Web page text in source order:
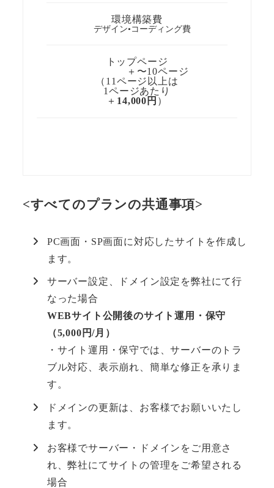
環境構築費
デザイン•コーディング費
トップページ
＋〜10ページ
（11ページ以上は
1ページあたり
＋ 14,000円 ）
<すべてのプランの共通事項>
PC画面・SP画面に対応したサイトを作成し
ます。
サーバー設定、ドメイン設定を弊社にて行
なった場合
WEBサイト公開後のサイト運用・保守
（5,000円/月）
・サイト運用・保守では、サーバーのトラ
ブル対応、表示崩れ、簡単な修正を承りま
す。
ドメインの更新は、お客様でお願いいたし
ます。
お客様でサーバー・ドメインをご用意さ
れ、弊社にてサイトの管理をご希望される
場合